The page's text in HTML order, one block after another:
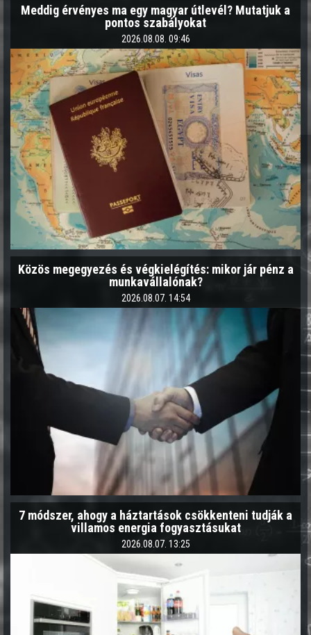
Meddig érvényes ma egy magyar útlevél? Mutatjuk a
pontos szabályokat
2026.08.08. 09:46
Közös megegyezés és végkielégítés: mikor jár pénz a
munkavállalónak?
2026.08.07. 14:54
7 módszer, ahogy a háztartások csökkenteni tudják a
villamos energia fogyasztásukat
2026.08.07. 13:25